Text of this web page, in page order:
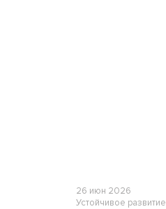
26 июн 2026
Устойчивое развитие